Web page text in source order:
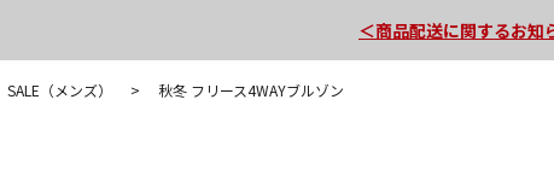
＜夏季休暇中のご注文・
SALE（メンズ） > 秋冬 フリース4WAYブルゾン